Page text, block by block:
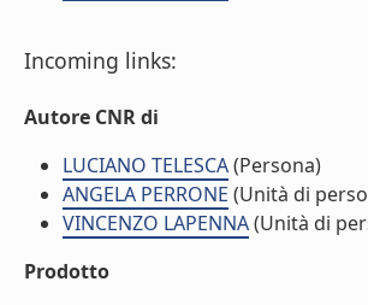
Incoming links:
Autore CNR di
LUCIANO TELESCA(Persona)
ANGELA PERRONE (Unità di
VINCENZO LAPENNA(Unità di
Prodotto